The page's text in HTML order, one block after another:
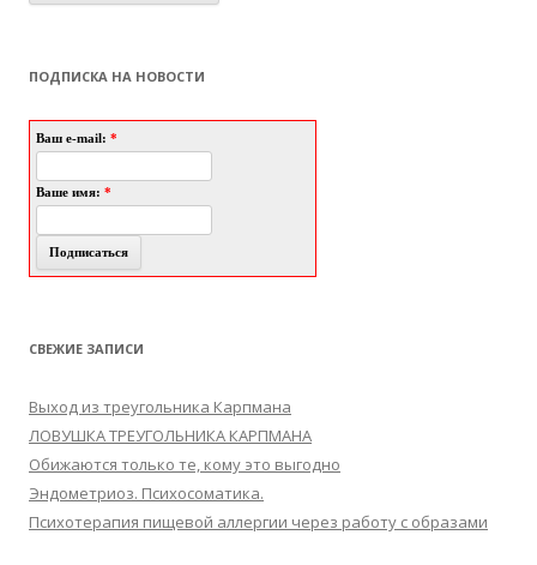
ПОДПИСКА НА НОВОСТИ
Ваш e-mail: *
Ваше имя: *
СВЕЖИЕ ЗАПИСИ
Выход из треугольника Карпмана
ЛОВУШКА ТРЕУГОЛЬНИКА КАРПМАНА
Обижаются только те, кому это выгодно
Эндометриоз. Психосоматика.
Психотерапия пищевой аллергии через работу с образами